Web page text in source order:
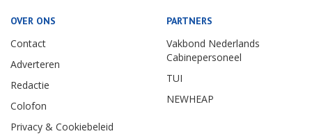
OVER ONS
Contact
Adverteren
Redactie
Colofon
Privacy & Cookiebeleid
PARTNERS
Vakbond Nederlands
Cabinepersoneel
TUI
NEWHEAP